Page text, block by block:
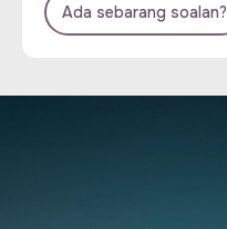
Ada sebarang soalan?